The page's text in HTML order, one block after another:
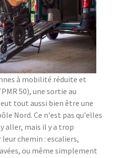
à mobilité réduite et
50), une sortie au
tout aussi bien être une
Nord. Ce n'est pas qu'elles
aller, mais il y a trop
chemin : escaliers,
ou même simplement